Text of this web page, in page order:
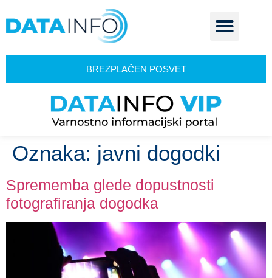
BREZPLAČEN POSVET
Oznaka: javni dogodki
Sprememba glede dopustnosti
fotografiranja dogodka